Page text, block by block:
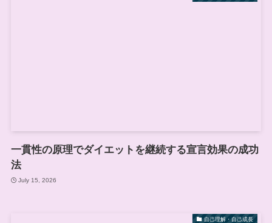
一貫性の原理でダイエットを継続する宣言効果の成功
法
July 15, 2026
自己理解・自己成長